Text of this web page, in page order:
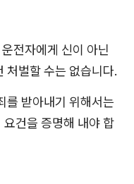
전자에게 신이 아닌
처벌할 수는 없습니다.
를 받아내기 위해서는
건을 증명해 내야 합